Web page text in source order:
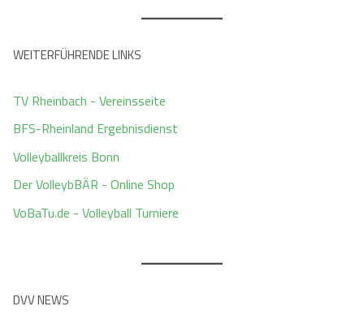
WEITERFÜHRENDE LINKS
TV Rheinbach - Vereinsseite
BFS-Rheinland Ergebnisdienst
Volleyballkreis Bonn
Der VolleybBÄR - Online Shop
VoBaTu.de - Volleyball Turniere
DVV NEWS